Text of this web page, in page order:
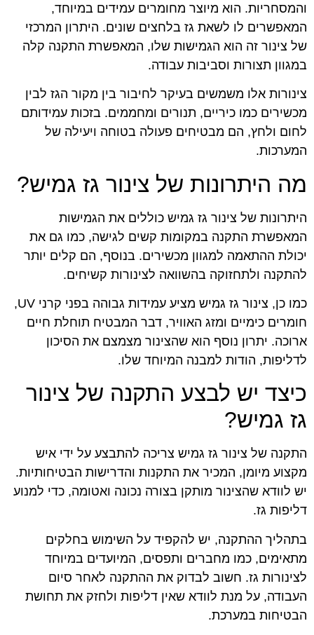
והמסחריות. הוא מיוצר מחומרים עמידים במיוחד,
המאפשרים לו לשאת גז בלחצים שונים. היתרון המרכזי
של צינור זה הוא הגמישות שלו, המאפשרת התקנה קלה
במגוון תצורות וסביבות עבודה.
צינורות אלו משמשים בעיקר לחיבור בין מקור הגז לבין
מכשירים כמו כיריים, תנורים ומחממים. בזכות עמידותם
לחום ולחץ, הם מבטיחים פעולה בטוחה ויעילה של
המערכות.
מה היתרונות של צינור גז גמיש?
היתרונות של צינור גז גמיש כוללים את הגמישות
המאפשרת התקנה במקומות קשים לגישה, כמו גם את
יכולת ההתאמה למגוון מכשירים. בנוסף, הם קלים יותר
להתקנה ולתחזוקה בהשוואה לצינורות קשיחים.
כמו כן, צינור גז גמיש מציע עמידות גבוהה בפני קרני UV,
חומרים כימיים ומזג האוויר, דבר המבטיח תוחלת חיים
ארוכה. יתרון נוסף הוא שהצינור מצמצם את הסיכון
לדליפות, הודות למבנה המיוחד שלו.
כיצד יש לבצע התקנה של צינור
גז גמיש?
התקנה של צינור גז גמיש צריכה להתבצע על ידי איש
מקצוע מיומן, המכיר את התקנות והדרישות הבטיחותיות.
יש לוודא שהצינור מותקן בצורה נכונה ואטומה, כדי למנוע
דליפות גז.
בתהליך ההתקנה, יש להקפיד על השימוש בחלקים
מתאימים, כמו מחברים ותפסים, המיועדים במיוחד
לצינורות גז. חשוב לבדוק את ההתקנה לאחר סיום
העבודה, על מנת לוודא שאין דליפות ולחזק את תחושת
הבטיחות במערכת.